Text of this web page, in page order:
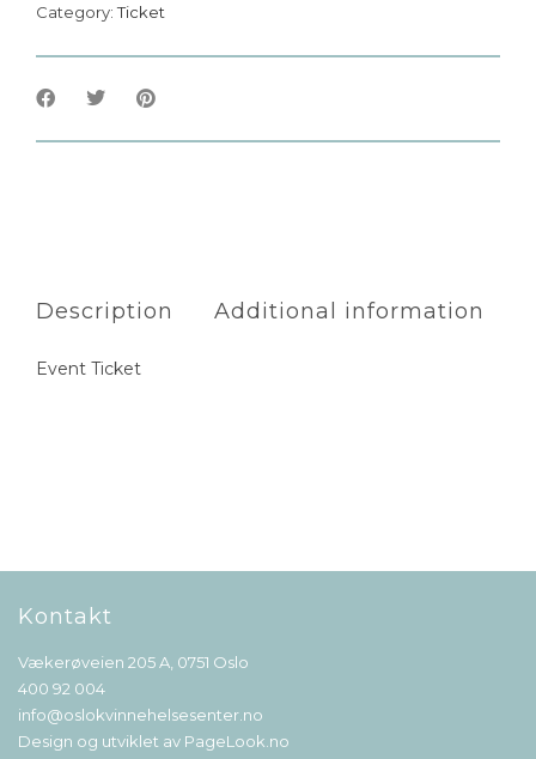
Category:Ticket
Description Additional information
Event Ticket
Kontakt
Vækerøveien 205 A, 0751 Oslo
400 92 004
info@oslokvinnehelsesenter.no
Design og utviklet av PageLook.no